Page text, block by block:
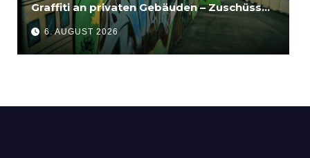
Graffiti an privaten Gebäuden – Zuschüsse
bis 3.500 Euro
6. AUGUST 2026